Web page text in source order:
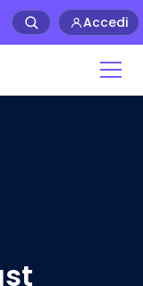
Accedi